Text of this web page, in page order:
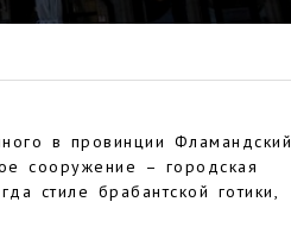
в провинции Фламандский
сооружение – городская
стиле брабантской готики,